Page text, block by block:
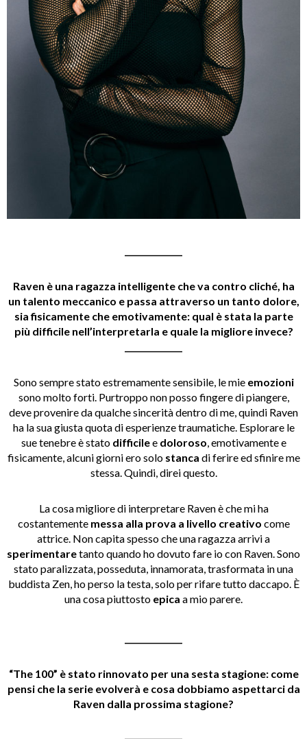
Raven è una ragazza intelligente che va contro cliché, ha
un talento meccanico e passa attraverso un tanto dolore,
sia fisicamente che emotivamente: qual è stata la parte
più difficile nell’interpretarla e quale la migliore invece?
Sono sempre stato estremamente sensibile, le mie emozioni
sono molto forti. Purtroppo non posso fingere di piangere,
deve provenire da qualche sincerità dentro di me, quindi Raven
ha la sua giusta quota di esperienze traumatiche. Esplorare le
sue tenebre è stato difficileedoloroso, emotivamente e
fisicamente, alcuni giorni ero solo stanca di ferire ed sfinire me
stessa. Quindi, direi questo.
La cosa migliore di interpretare Raven è che mi ha
costantemente messa alla prova a livello creativo come
attrice. Non capita spesso che una ragazza arrivi a
sperimentaretanto quando ho dovuto fare io con Raven. Sono
stato paralizzata, posseduta, innamorata, trasformata in una
buddista Zen, ho perso la testa, solo per rifare tutto daccapo. È
una cosa piuttosto epica a mio parere.
“The 100” è stato rinnovato per una sesta stagione: come
pensi che la serie evolverà e cosa dobbiamo aspettarci da
Raven dalla prossima stagione?